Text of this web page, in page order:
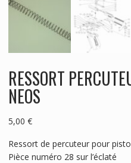
RESSORT
NEOS
5,00 €
Ressort de percuteur pour
Pièce numéro 28 sur l’éclaté